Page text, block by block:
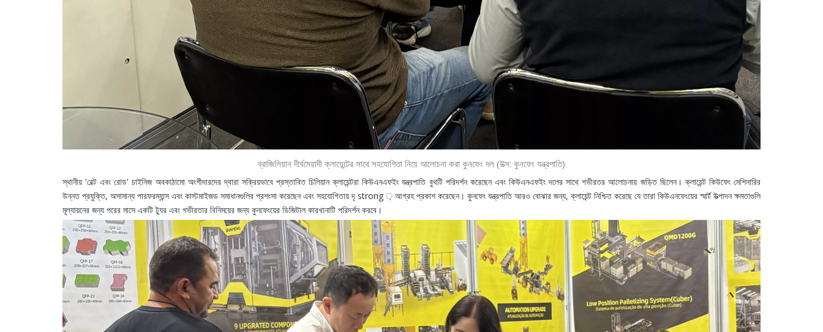
ব্রাজিলিয়ান দীর্ঘমেয়াদী ক্লায়েন্টের সাথে সহযোগিতা নিয়ে আলোচনা করা কুনফেং দল (উত্স: কুনফেং যন্ত্রপাতি)
স্থানীয় 'বেল্ট এবং রোড' চাইনিজ অবকাঠামো অংশীদারদের দ্বারা সক্রিয়ভাবে প্রস্তাবিত চিলিয়ান ক্লায়েন্টরা কিউএনএফইং যন্ত্রপাতি বুথটি পরিদর্শন করেছেন এবং কিউএনএফইং দলের সাথে গভীরতর আলোচনায় জড়িত ছিলেন। ক্লায়েন্ট কিউফেং মেশিনারির
উন্নত প্রযুক্তি, অসামান্য পারফরম্যান্স এবং কাস্টমাইজড সমাধানগুলির প্রশংসা করেছেন এবং সহযোগিতায় দৃ strong ় আগ্রহ প্রকাশ করেছেন। কুনফেং যন্ত্রপাতি আরও বোঝার জন্য, ক্লায়েন্ট নিশ্চিত করেছে যে তারা কিউএনফেংয়ের স্মার্ট উত্পাদন ক্ষমতাগুলি
মূল্যায়নের জন্য পরের মাসে একটি ট্যুর এবং গভীরতার বিনিময়ের জন্য কুনফেংয়ের ডিজিটাল কারখানাটি পরিদর্শন করবে।